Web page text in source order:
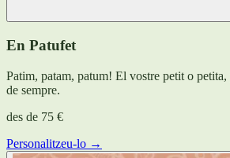
En Patufet
Patim, patam, patum! El vostre petit o
de sempre.
des de 75 €
Personalitzeu-lo →